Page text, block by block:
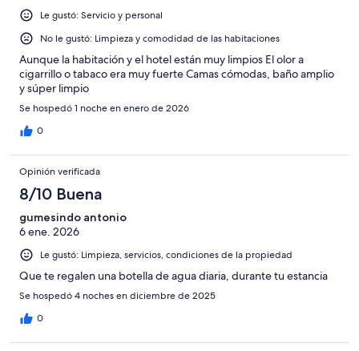
Le gustó: Servicio y personal
No le gustó: Limpieza y comodidad de las habitaciones
Aunque la habitación y el hotel están muy limpios El olor a
cigarrillo o tabaco era muy fuerte Camas cómodas, baño amplio
y súper limpio
Se hospedó 1 noche en enero de 2026
0
Opinión verificada
8/10 Buena
gumesindo antonio
6 ene. 2026
Le gustó: Limpieza, servicios, condiciones de la propiedad
Que te regalen una botella de agua diaria, durante tu estancia
Se hospedó 4 noches en diciembre de 2025
0